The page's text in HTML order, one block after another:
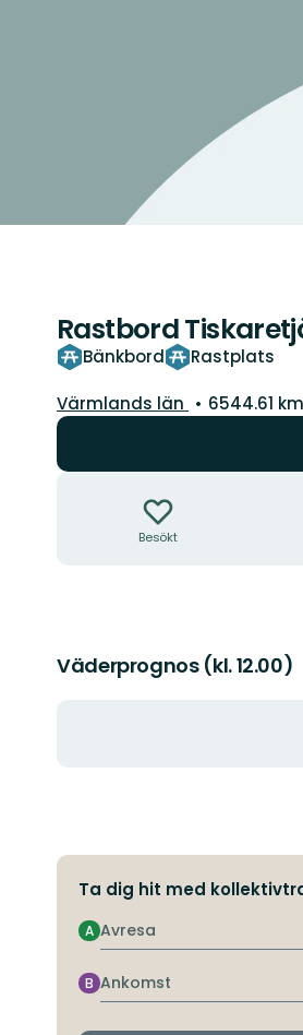
Rastbord
Bänkbord Rastplats
Län:
Värmlands län
6544.61
Besökt
Väderprognos (kl. 12.00)
Ta dig hit med
Avresa
A
Ankomst
B